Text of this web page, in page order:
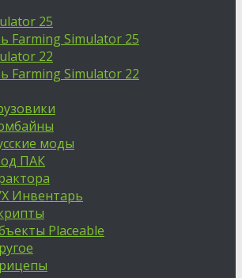
25
Farming Simulator 25
22
Farming Simulator 22
моды
ПАК
Инвентарь
Placeable